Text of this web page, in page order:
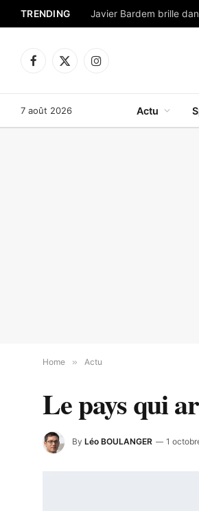
TRENDING
Facebook
X
Instagram
7 août 2026 Actu
Home » Actu
Le pays qui
By Léo BOULANGER 1